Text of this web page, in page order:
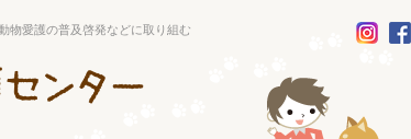
物愛護の普及啓発などに取り組む